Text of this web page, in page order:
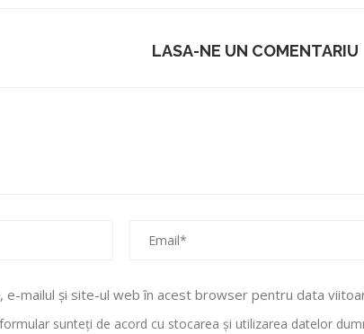
LASA-NE UN COMENTARIU
e-mailul și site-ul web în acest browser pentru data
sunteți de acord cu stocarea și utilizarea datelor